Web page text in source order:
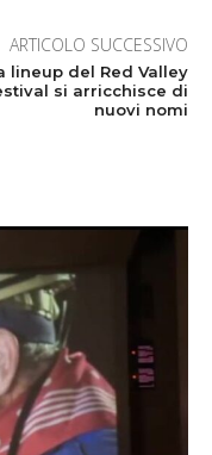
ARTICOLO SUCCESSIVO
lineup del Red Valley
si arricchisce di
nuovi nomi